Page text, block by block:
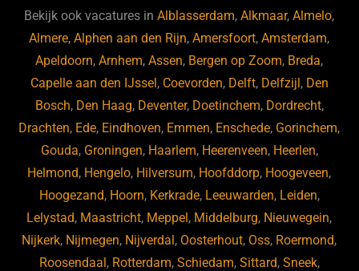
b
o
o
k
ky dI
n
Bekijk ook vacatures inAlblasserdam,Alkmaar,Almelo,
Almere,Alphen aan den Rijn,Amersfoort,Amsterdam,
Apeldoorn,Arnhem,Assen, Bergen op Zoom, Breda,
Capelle aan den IJssel , Coevorden, Delft, Delfzijl , Den
Bosch, Den Haag, Deventer, Doetinchem, Dordrecht,
Drachten, Ede, Eindhoven, Emmen, Enschede, Gorinchem,
Gouda, Groningen, Haarlem, Heerenveen, Heerlen,
Helmond, Hengelo, Hilversum, Hoofddorp, Hoogeveen,
Hoogezand, Hoorn, Kerkrade, Leeuwarden, Leiden,
Lelystad, Maastricht, Meppel , Middelburg, Nieuwegein,
Nijkerk, Nijmegen, Nijverdal , Oosterhout, Oss, Roermond,
Roosendaal , Rotterdam, Schiedam, Sittard, Sneek,